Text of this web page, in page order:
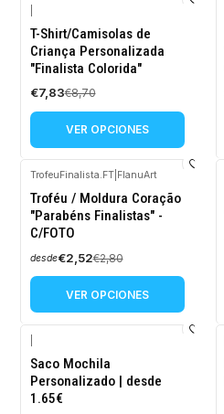
-10%
OFF
T-Shirt/Camisolas de
Criança Personalizada
"Finalista Colorida"
€7,83€8,70
VER OPCIONES
-10%
OFF
TrofeuFinalista.FT| FlanuArt
Troféu / Moldura Coração
"Parabéns Finalistas" -
C/FOTO
desde€2,52€2,80
VER OPCIONES
Saco Mochila
Personalizado | desde
1.65€